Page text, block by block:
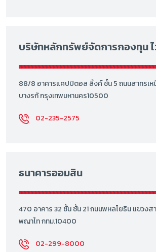
บริษัทหลักทรัพย์จัดการกองทุน
88/8 อาคารแคปปิตอล ลิ้งค์ ชั้น 5 ถนนสาทรเห
บางรกั กรุงเทพมหานคร10500
02-235-2575
ธนาคารออมสิน
470 อาคาร 32 ชั้น ชั้น 21 ถนนพหลโยธิน แขวงส
พญาไท กทม.10400
02-299-8000